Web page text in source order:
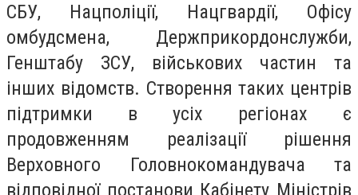
СБУ, Нацполіції, Нацгвардії, Офісу
омбудсмена, Держприкордонслужби,
Генштабу ЗСУ, військових частин та
інших відомств. Створення таких центрів
підтримки в усіх регіонах є
продовженням реалізації рішення
Верховного Головнокомандувача та
відповідної постанови Кабінету Міністрів